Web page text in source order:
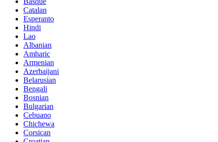
Catalan
Esperanto
Hindi
Lao
Albanian
Amharic
Armenian
Azerbaijani
Belarusian
Bengali
Bosnian
Bulgarian
Cebuano
Chichewa
Corsican